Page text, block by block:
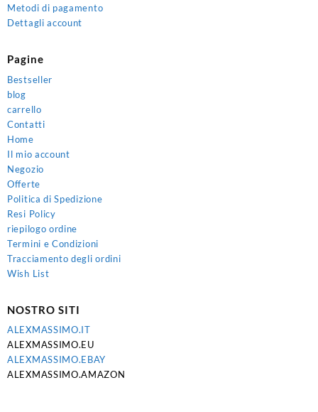
Metodi di pagamento
Dettagli account
Pagine
Bestseller
blog
carrello
Contatti
Home
Il mio account
Negozio
Offerte
Politica di Spedizione
Resi Policy
riepilogo ordine
Termini e Condizioni
Tracciamento degli ordini
Wish List
NOSTRO SITI
ALEXMASSIMO.IT
ALEXMASSIMO.EU
ALEXMASSIMO.EBAY
ALEXMASSIMO.AMAZON